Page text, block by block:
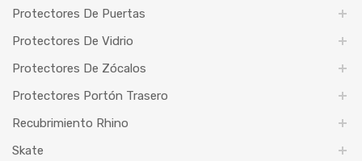
Protectores De Puertas
Protectores De Vidrio
Protectores De Zócalos
Protectores Portón Trasero
Recubrimiento Rhino
Skate